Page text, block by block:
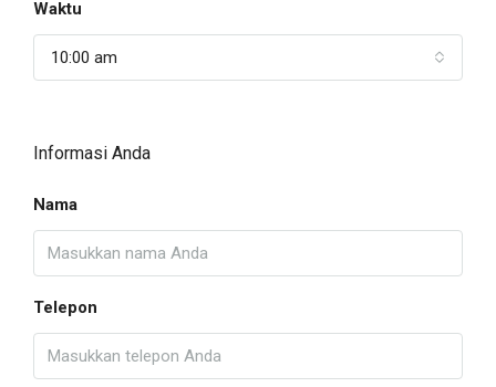
Waktu
10:00 am
Informasi Anda
Nama
Telepon